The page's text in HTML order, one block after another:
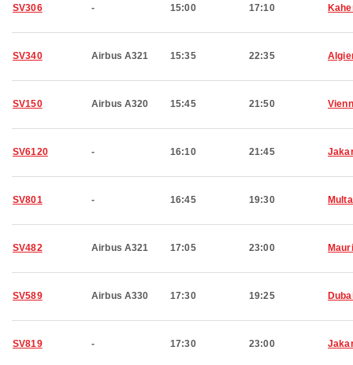
SV306 - 15:00 17:10
SV340 Airbus A321 15:35 22:35
SV150 Airbus A320 15:45 21:50
SV6120 - 16:10 21:45
SV801 - 16:45 19:30
SV482 Airbus A321 17:05 23:00
SV589 Airbus A330 17:30 19:25
SV819 - 17:30 23:00